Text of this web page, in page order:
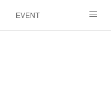
EVENT